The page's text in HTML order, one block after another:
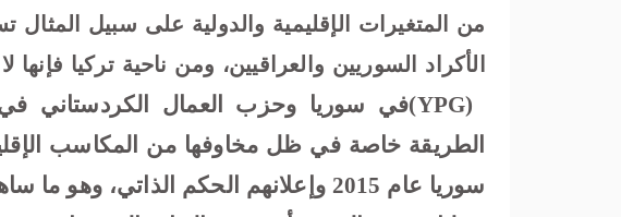
من المتغيرات الإقليمية والدولية على سبيل المثال
الأكراد السوريين والعراقيين، ومن ناحية تركيا فإنها لا
(YPG)في سوريا وحزب العمال الكردستاني
الطريقة خاصة في ظل مخاوفها من المكاسب
سوريا عام 2015 وإعلانهم الحكم الذاتي،